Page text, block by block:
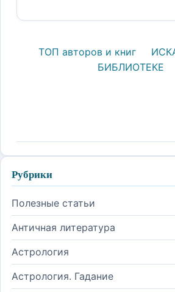
ТОП авторов и книг
БИБЛИОТЕКЕ
Рубрики
Полезные статьи
Античная литература
Астрология
Астрология. Гадание